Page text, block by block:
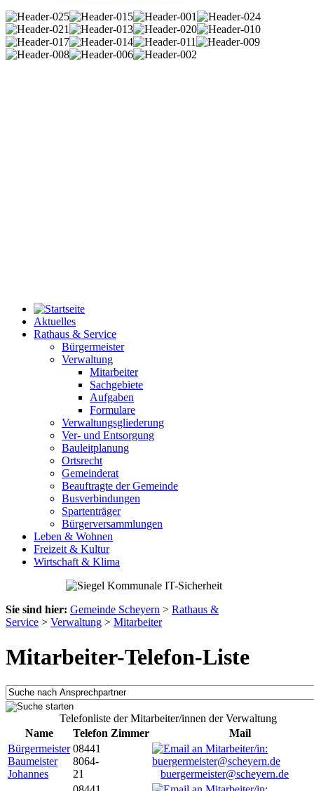
Aktuelles
Rathaus & Service
Bürgermeister
Verwaltung
Mitarbeiter
Sachgebiete
Aufgaben
Formulare
Verwaltungsgliederung
Ver- und Entsorgung
Bauleitplanung
Ortsrecht
Gemeinderat
Beauftragte der Gemeinde
Busverbindungen
Spartenträger
Bürgerversammlungen
Leben & Wohnen
Freizeit & Kultur
Wirtschaft & Klima
Sie sind hier: Gemeinde Scheyern > Rathaus &
Service > Verwaltung > Mitarbeiter
Mitarbeiter-Telefon-Liste
Telefonliste der Mitarbeiter/innen der Verwaltung
Name
Telefon Zimmer
Mail
Bürgermeister
Baumeister
Johannes
08441
8064-
21
buergermeister@scheyern.de